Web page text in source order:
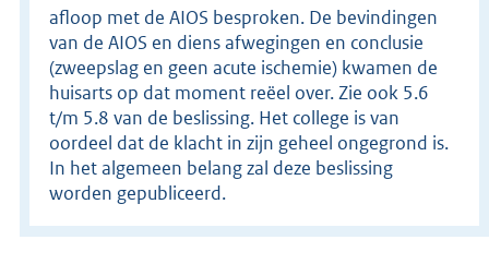
afloop met de AIOS besproken. De bevindingen
van de AIOS en diens afwegingen en conclusie
(zweepslag en geen acute ischemie) kwamen de
huisarts op dat moment reëel over. Zie ook 5.6
t/m 5.8 van de beslissing. Het college is van
oordeel dat de klacht in zijn geheel ongegrond is.
In het algemeen belang zal deze beslissing
worden gepubliceerd.